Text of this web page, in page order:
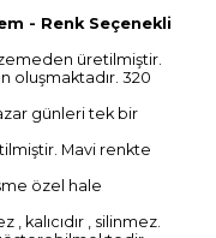
- Renk Seçenekli
üretilmiştir.
oluşmaktadır. 320
günleri tek bir
Mavi renkte
özel hale
kalıcıdır , silinmez.